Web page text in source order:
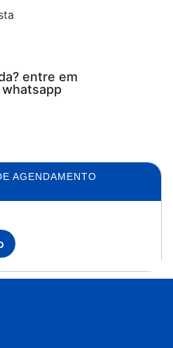
entre em
AGENDAMENTO